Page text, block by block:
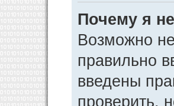
Почему я
Возможно
правильно
введены
проверить,